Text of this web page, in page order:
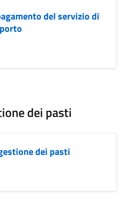
del servizio di
dei pasti
dei pasti